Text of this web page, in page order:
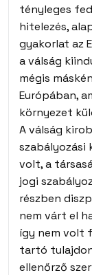
tényleges
hitelezés,
gyakorlat az
a válság
mégis
Európában,
környezet
A válság
szabályozási
volt, a
jogi
részben
nem várt el
így nem volt
tartó
ellenőrző